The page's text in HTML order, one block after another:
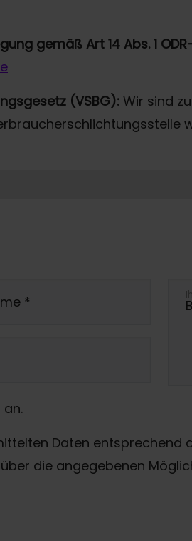
gemäß Art 14 Abs. 1
(VSBG): Wir sind
*
Daten entsprechend
die angegebenen